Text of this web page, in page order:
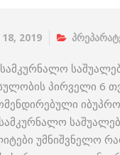
2019
პირველი 6
უმნიშვნელო